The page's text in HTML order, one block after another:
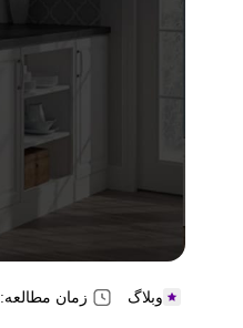
وبلاگ زمان مطالعه: